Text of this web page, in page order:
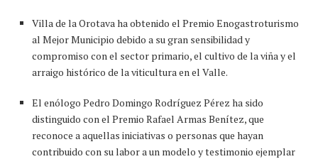
Villa de la Orotava ha obtenido el Premio Enogastroturismo
al Mejor Municipio debido a su gran sensibilidad y
compromiso con el sector primario, el cultivo de la viña y el
arraigo histórico de la viticultura en el Valle.
El enólogo Pedro Domingo Rodríguez Pérez ha sido
distinguido con el Premio Rafael Armas Benítez, que
reconoce a aquellas iniciativas o personas que hayan
contribuido con su labor a un modelo y testimonio ejemplar